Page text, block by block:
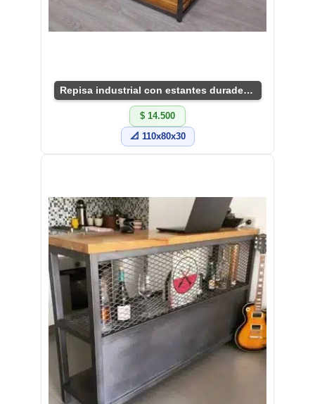
Repisa industrial con estantes duraderos y versátiles
$ 14.500
📐 110x80x30